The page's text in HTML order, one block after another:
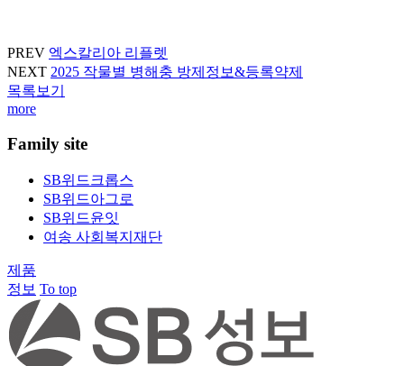
PREV 엑스칼리아 리플렛
NEXT 2025 작물별 병해충 방제정보&등록약제
목록보기
more
Family site
SB위드크롭스
SB위드아그로
SB위드윤잇
여송 사회복지재단
제품
정보 To top